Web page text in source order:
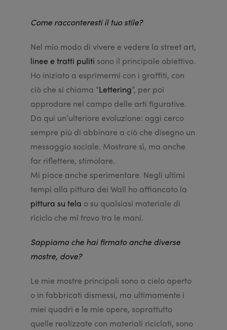
Come racconteresti il tuo stile?
Nel mio modo di vivere e vedere la street art,
linee e tratti puliti sono il principale obiettivo.
Ho iniziato a esprimermi con i graffiti, con
ciò che si chiama “Lettering”, per poi
approdare nel campo delle arti figurative.
Da qui un’ulteriore evoluzione: oggi cerco
sempre più di abbinare a ciò che disegno un
messaggio sociale. Mostrare sì, ma anche
far riflettere, stimolare.
Mi piace anche sperimentare. Negli ultimi
tempi alla pittura dei Wall ho affiancato la
pittura su tela o su qualsiasi materiale di
riciclo che mi trovo tra le mani.
Sappiamo che hai firmato anche diverse
mostre, dove?
Le mie mostre principali sono a cielo aperto
o in fabbricati dismessi, ma ultimamente i
miei quadri e le mie opere, soprattutto
quelle realizzate con materiali riciclati, sono